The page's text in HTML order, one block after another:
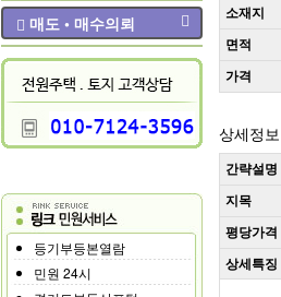
매도 • 매수의뢰
등기부등본열람
민원 24시
소재지
면적
가격
상세정보
간략설명
지목
평당가격
상세특징